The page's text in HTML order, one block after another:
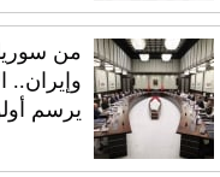
من
وإيران..
يرسم